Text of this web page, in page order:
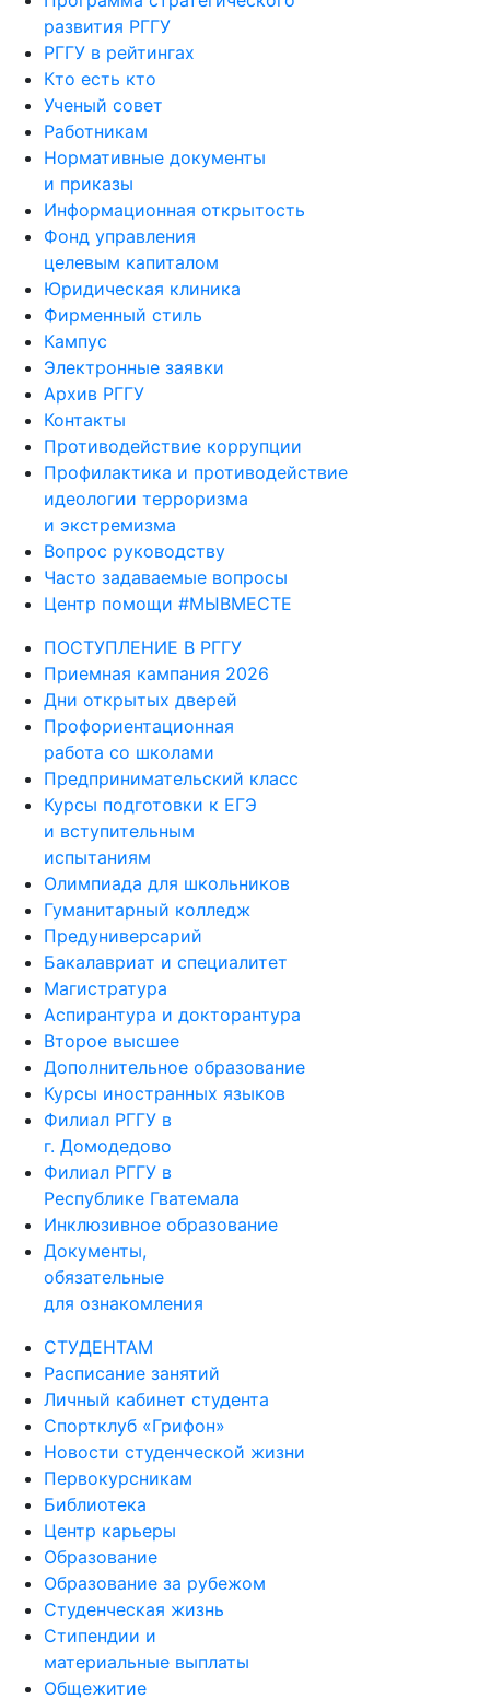
развития РГГУ
РГГУ в рейтингах
Кто есть кто
Ученый совет
Работникам
Нормативные документы
и приказы
Информационная открытость
Фонд управления
целевым капиталом
Юридическая клиника
Фирменный стиль
Кампус
Электронные заявки
Архив РГГУ
Контакты
Противодействие коррупции
Профилактика и противодействие
идеологии терроризма
и экстремизма
Вопрос руководству
Часто задаваемые вопросы
Центр помощи #МЫВМЕСТЕ
ПОСТУПЛЕНИЕ В РГГУ
Приемная кампания 2026
Дни открытых дверей
Профориентационная
работа со школами
Предпринимательский класс
Курсы подготовки к ЕГЭ
и вступительным
испытаниям
Олимпиада для школьников
Гуманитарный колледж
Предуниверсарий
Бакалавриат и специалитет
Магистратура
Аспирантура и докторантура
Второе высшее
Дополнительное образование
Курсы иностранных языков
Филиал РГГУ в
г. Домодедово
Филиал РГГУ в
Республике Гватемала
Инклюзивное образование
Документы,
обязательные
для ознакомления
СТУДЕНТАМ
Расписание занятий
Личный кабинет студента
Спортклуб «Грифон»
Новости студенческой жизни
Первокурсникам
Библиотека
Центр карьеры
Образование
Образование за рубежом
Студенческая жизнь
Стипендии и
материальные выплаты
Общежитие